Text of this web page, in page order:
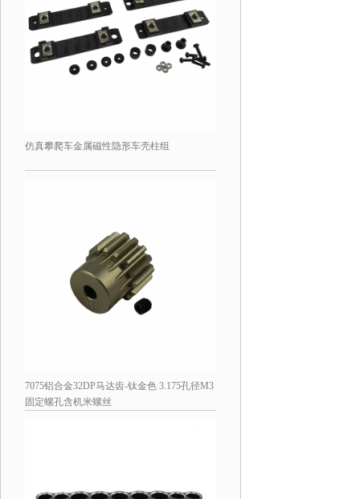
仿真攀爬车金属磁性隐形车壳柱组
7075铝合金32DP马达齿-钛金色 3.175孔径M3
固定螺孔含机米螺丝